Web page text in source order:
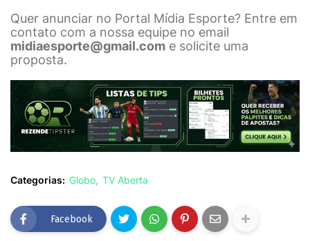
Quer anunciar no Portal Mídia Esporte? Entre em
contato com a nossa equipe no email
midiaesporte@gmail.com e solicite uma
proposta.
Categorias: Globo TV Aberta
Facebook